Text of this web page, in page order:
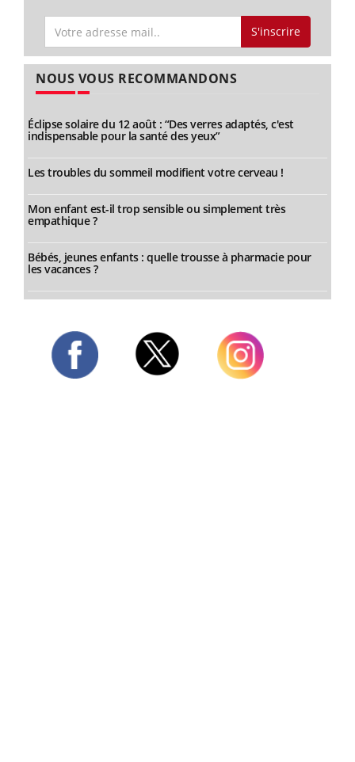
S'inscrire
NOUS VOUS RECOMMANDONS
Éclipse solaire du 12 août : “Des verres adaptés, c'est
indispensable pour la santé des yeux”
Les troubles du sommeil modifient votre cerveau !
Mon enfant est-il trop sensible ou simplement très
empathique ?
Bébés, jeunes enfants : quelle trousse à pharmacie pour
les vacances ?